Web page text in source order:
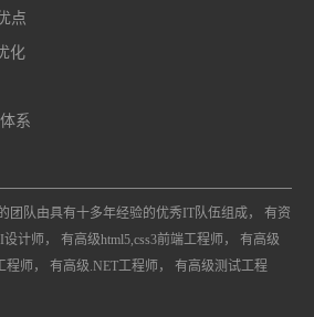
点
化
系
团队由具有十多年经验的优秀IT队伍组成， 有资
计师， 有高级html5,css3前端工程师， 有高级
程师， 有高级.NET工程师， 有高级测试工程